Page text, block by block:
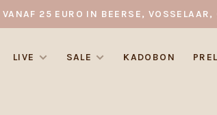
25 EURO IN BEERSE,
LIVE SALE KADOBON